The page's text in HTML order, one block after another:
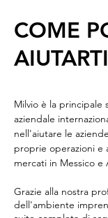
COME
AIUTARTI
Milvio è la principale
aziendale
nell'aiutare le
proprie operazioni e
mercati in Messico e
Grazie alla nostra
dell'ambiente